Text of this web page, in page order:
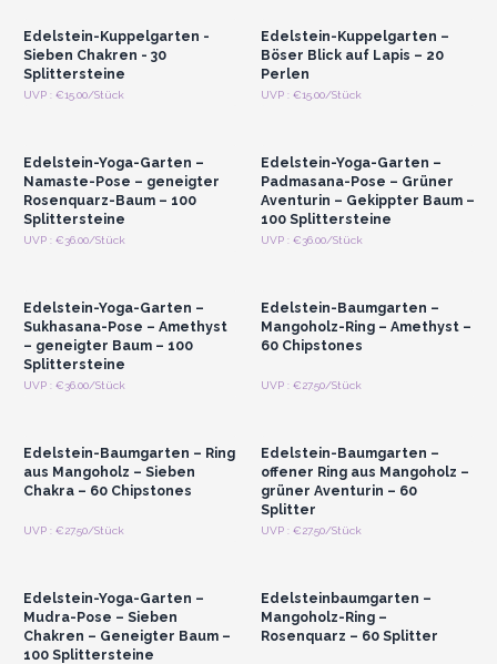
Edelstein-Kuppelgarten -
Sieben Chakren - 30
Splittersteine
UVP : €15.00/Stück
Edelstein-Kuppelgarten –
Böser Blick auf Lapis – 20
Perlen
UVP : €15.00/Stück
Anmelden oder
Edelstein-Yoga-Garten –
Namaste-Pose – geneigter
Rosenquarz-Baum – 100
Splittersteine
UVP : €36.00/Stück
Anmelden oder
Edelstein-Yoga-Garten –
Padmasana-Pose – Grüner
Aventurin – Gekippter Baum –
100 Splittersteine
UVP : €36.00/Stück
Anmelden oder
Edelstein-Yoga-Garten –
Sukhasana-Pose – Amethyst
– geneigter Baum – 100
Splittersteine
UVP : €36.00/Stück
Anmelden oder
Edelstein-Baumgarten –
Mangoholz-Ring – Amethyst –
60 Chipstones
UVP : €27.50/Stück
Anmelden oder
Edelstein-Baumgarten – Ring
aus Mangoholz – Sieben
Chakra – 60 Chipstones
UVP : €27.50/Stück
Anmelden oder
Edelstein-Baumgarten –
offener Ring aus Mangoholz –
grüner Aventurin – 60
Splitter
UVP : €27.50/Stück
Anmelden oder
Edelstein-Yoga-Garten –
Mudra-Pose – Sieben
Chakren – Geneigter Baum –
100 Splittersteine
Anmelden oder
Edelsteinbaumgarten –
Mangoholz-Ring –
Rosenquarz – 60 Splitter